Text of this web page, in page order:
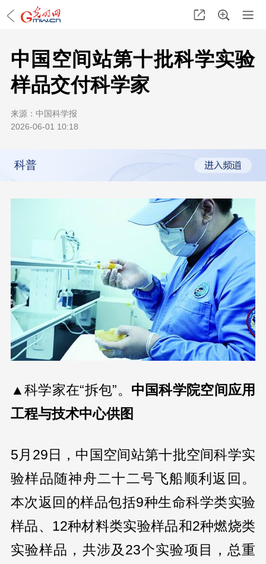
中国空间站第十批科学实验
样品交付科学家
来源： 中国科学报
2026-06-01 10:18
科普
▲科学家在“拆包”。 中国科学院空间应用
工程与技术中心供图
5月29日，中国空间站第十批空间科学实
验样品随神舟二十二号飞船顺利返回。
本次返回的样品包括9种生命科学类实验
样品、12种材料类实验样品和2种燃烧类
实验样品，共涉及23个实验项目，总重